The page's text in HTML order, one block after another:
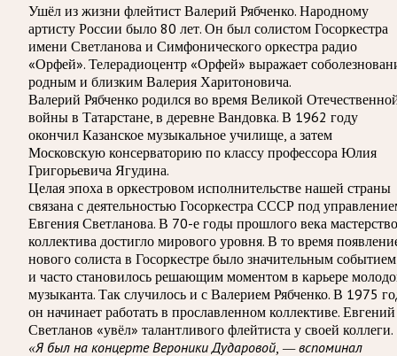
Ушёл из жизни флейтист Валерий Рябченко. Народному
артисту России было 80 лет. Он был солистом Госоркестра
имени Светланова и Симфонического оркестра радио
«Орфей». Телерадиоцентр «Орфей» выражает
родным и близким Валерия Харитоновича.
Валерий Рябченко родился во время Великой
войны в Татарстане, в деревне Вандовка. В 1962 году
окончил Казанское музыкальное училище, а затем
Московскую консерваторию по классу профессора Юлия
Григорьевича Ягудина.
Целая эпоха в оркестровом исполнительстве нашей страны
связана с деятельностью Госоркестра СССР под
Евгения Светланова. В 70-е годы прошлого века мастерство
коллектива достигло мирового уровня. В то время
нового солиста в Госоркестре было значительным событием
и часто становилось решающим моментом в карьере
музыканта. Так случилось и с Валерием Рябченко. В 1975
он начинает работать в прославленном коллективе. Евгений
Светланов «увёл» талантливого флейтиста у своей коллеги.
«Я был на концерте Вероники Дударовой, — вспоминал